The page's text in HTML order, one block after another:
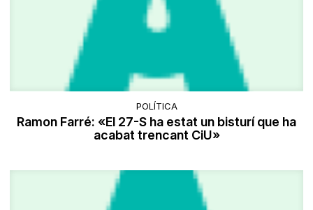
POLÍTICA
Ramon Farré: «El 27-S ha estat un bisturí que ha
acabat trencant CiU»